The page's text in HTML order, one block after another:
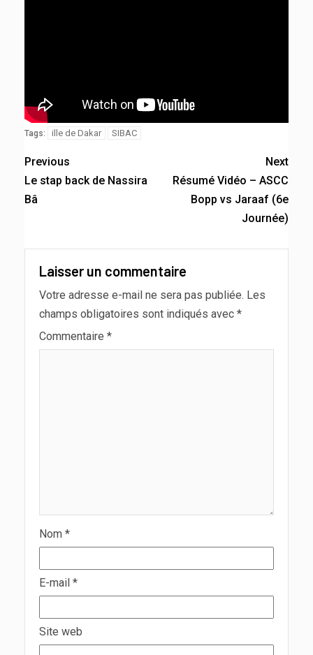
Tags: ille de Dakar SIBAC
Previous
Le stap back de Nassira
Bâ
Next
Résumé Vidéo – ASCC
Bopp vs Jaraaf (6e
Journée)
Laisser un commentaire
Votre adresse e-mail ne sera pas publiée. Les
champs obligatoires sont indiqués avec *
Commentaire *
Nom *
E-mail *
Site web